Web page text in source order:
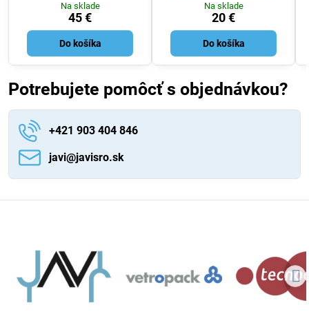
Na sklade
45 €
Do košíka
Na sklade
20 €
Do košíka
Potrebujete pomôcť s objednávkou?
+421 903 404 846
javi​@javisro​.sk